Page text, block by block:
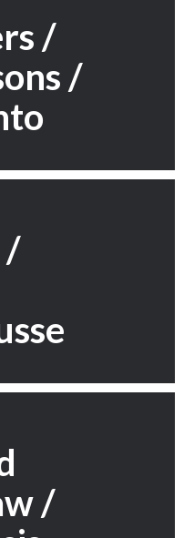
/
/
/
/